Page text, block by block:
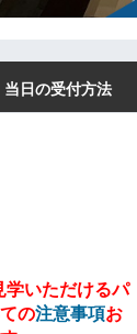
当日の受付方法
学いただけるパ
の注意事項お